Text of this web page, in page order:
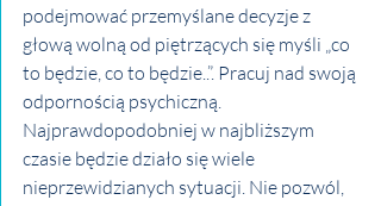
podejmować przemyślane decyzje z
głową wolną od piętrzących się myśli „co
to będzie, co to będzie..”. Pracuj nad swoją
odpornością psychiczną.
Najprawdopodobniej w najbliższym
czasie będzie działo się wiele
nieprzewidzianych sytuacji. Nie pozwól,